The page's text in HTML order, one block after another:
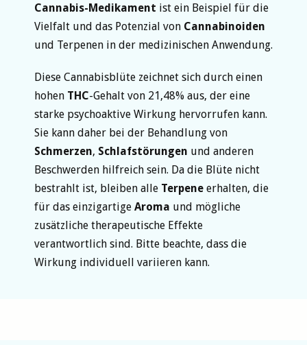
Cannabis-Medikament ist ein Beispiel für die
Vielfalt und das Potenzial von Cannabinoiden
und Terpenen in der medizinischen Anwendung.
Diese Cannabisblüte zeichnet sich durch einen
hohen THC-Gehalt von 21,48% aus, der eine
starke psychoaktive Wirkung hervorrufen kann.
Sie kann daher bei der Behandlung von
Schmerzen, Schlafstörungen und anderen
Beschwerden hilfreich sein. Da die Blüte nicht
bestrahlt ist, bleiben alle Terpene erhalten, die
für das einzigartige Aroma und mögliche
zusätzliche therapeutische Effekte
verantwortlich sind. Bitte beachte, dass die
Wirkung individuell variieren kann.